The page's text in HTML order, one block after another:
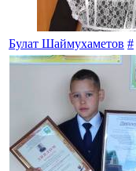
Булат Шаймухаметов #